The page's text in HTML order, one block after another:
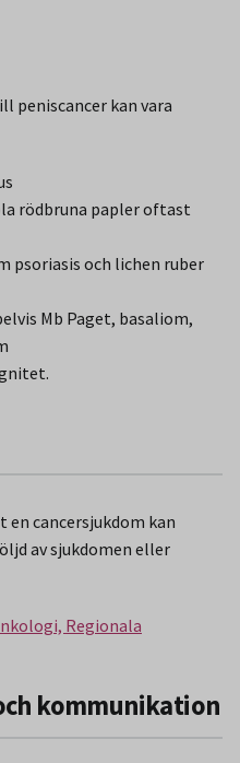
peniscancer kan vara
rödbruna papler oftast
psoriasis och lichen ruber
Mb Paget, basaliom,
cancersjukdom kan
av sjukdomen eller
Regionala
kommunikation